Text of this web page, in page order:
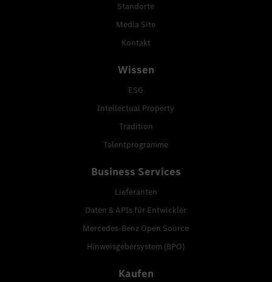
Standorte
Media Site
Kontakt
Wissen
ESG
Intellectual Property
Tradition
Talentprogramme
Business Services
Lieferanten
Daten & APIs für Entwickler
Mercedes-Benz Open Source
Hinweisgebersystem (BPO)
Kaufen